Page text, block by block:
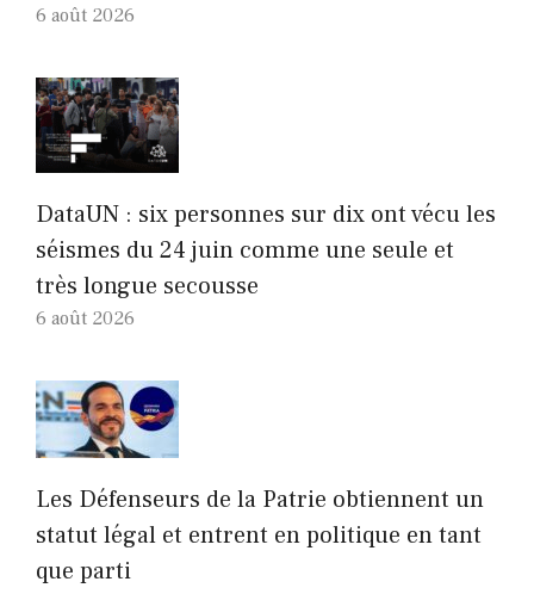
6 août 2026
DataUN : six personnes sur dix ont vécu les
séismes du 24 juin comme une seule et
très longue secousse
6 août 2026
Les Défenseurs de la Patrie obtiennent un
statut légal et entrent en politique en tant
que parti